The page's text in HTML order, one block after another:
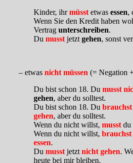
Kinder, ihrmüsst etwas essen,
Wenn Sie den Kredit haben
Vertrag unterschreiben.
Du musst jetzt gehen, sonst
– etwas nicht müssen (= Negation
Du bist schon 18. Du musst
gehen, aber du solltest.
Du bist schon 18. Du
gehen, aber du solltest.
Wenn du nicht willst, musst du
Wenn du nicht willst, brauchst
essen.
Du musst jetzt nicht gehen.
heute bei mir bleiben.